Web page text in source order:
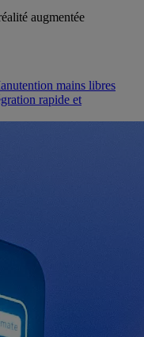
augmentée
mains libres
rapide et